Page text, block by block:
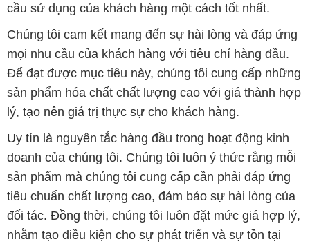
cầu sử dụng của khách hàng một cách tốt nhất.
Chúng tôi cam kết mang đến sự hài lòng và đáp ứng
mọi nhu cầu của khách hàng với tiêu chí hàng đầu.
Để đạt được mục tiêu này, chúng tôi cung cấp những
sản phẩm hóa chất chất lượng cao với giá thành hợp
lý, tạo nên giá trị thực sự cho khách hàng.
Uy tín là nguyên tắc hàng đầu trong hoạt động kinh
doanh của chúng tôi. Chúng tôi luôn ý thức rằng mỗi
sản phẩm mà chúng tôi cung cấp cần phải đáp ứng
tiêu chuẩn chất lượng cao, đảm bảo sự hài lòng của
đối tác. Đồng thời, chúng tôi luôn đặt mức giá hợp lý,
nhằm tạo điều kiện cho sự phát triển và sự tồn tại